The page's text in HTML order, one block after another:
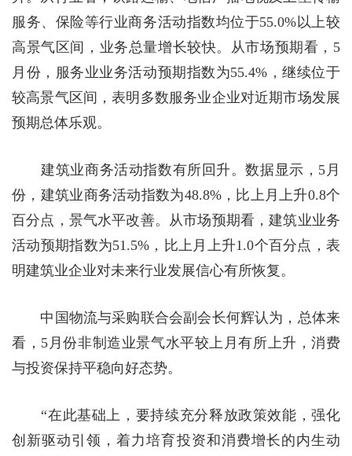
服务、保险等行业商务活动指数均位于55.0%以上较
高景气区间，业务总量增长较快。从市场预期看，5
月份，服务业业务活动预期指数为55.4%，继续位于
较高景气区间，表明多数服务业企业对近期市场发展
预期总体乐观。
建筑业商务活动指数有所回升。数据显示，5月
份，建筑业商务活动指数为48.8%，比上月上升0.8个
百分点，景气水平改善。从市场预期看，建筑业业务
活动预期指数为51.5%，比上月上升1.0个百分点，表
明建筑业企业对未来行业发展信心有所恢复。
中国物流与采购联合会副会长何辉认为，总体来
看，5月份非制造业景气水平较上月有所上升，消费
与投资保持平稳向好态势。
“在此基础上，要持续充分释放政策效能，强化
创新驱动引领，着力培育投资和消费增长的内生动